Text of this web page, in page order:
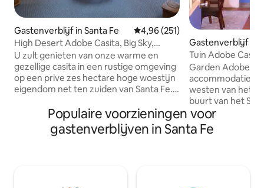
Gastenverblijf in Santa Fe Gemiddelde beoordeling van
4,96 (251)
High Desert Adobe Casita, Big Sky,
uitzicht op de bergen
U zult genieten van onze warme en
gezellige casita in een rustige omgeving
op een prive zes hectare hoge woestijn
eigendom net ten zuiden van Santa Fe.
uitzicht op de bergen en sterrenkijken.
Wandelpaden zijn dichtbij. Onze casita
is perfect voor stellen en soloreizigers
Gastenverblijf in
Tuin Adobe Casita
Garden Adobe
accommodatie,
westen van het
buurt van het
Farmers Market,
veel meer! Deze casita met één
slaapkamer is
Populaire voorzieningen voor
gastenverblijven in Santa Fe